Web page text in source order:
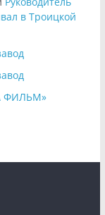
в Троицкой
ФИЛЬМ»